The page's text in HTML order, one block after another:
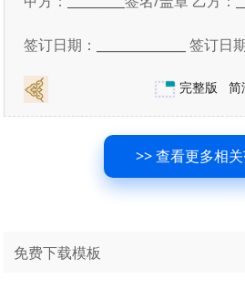
签订日期：______________ 签订日期
完整版 简
>> 查看更多相
免费下载模板